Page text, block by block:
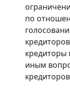
по
кредиторы
иным